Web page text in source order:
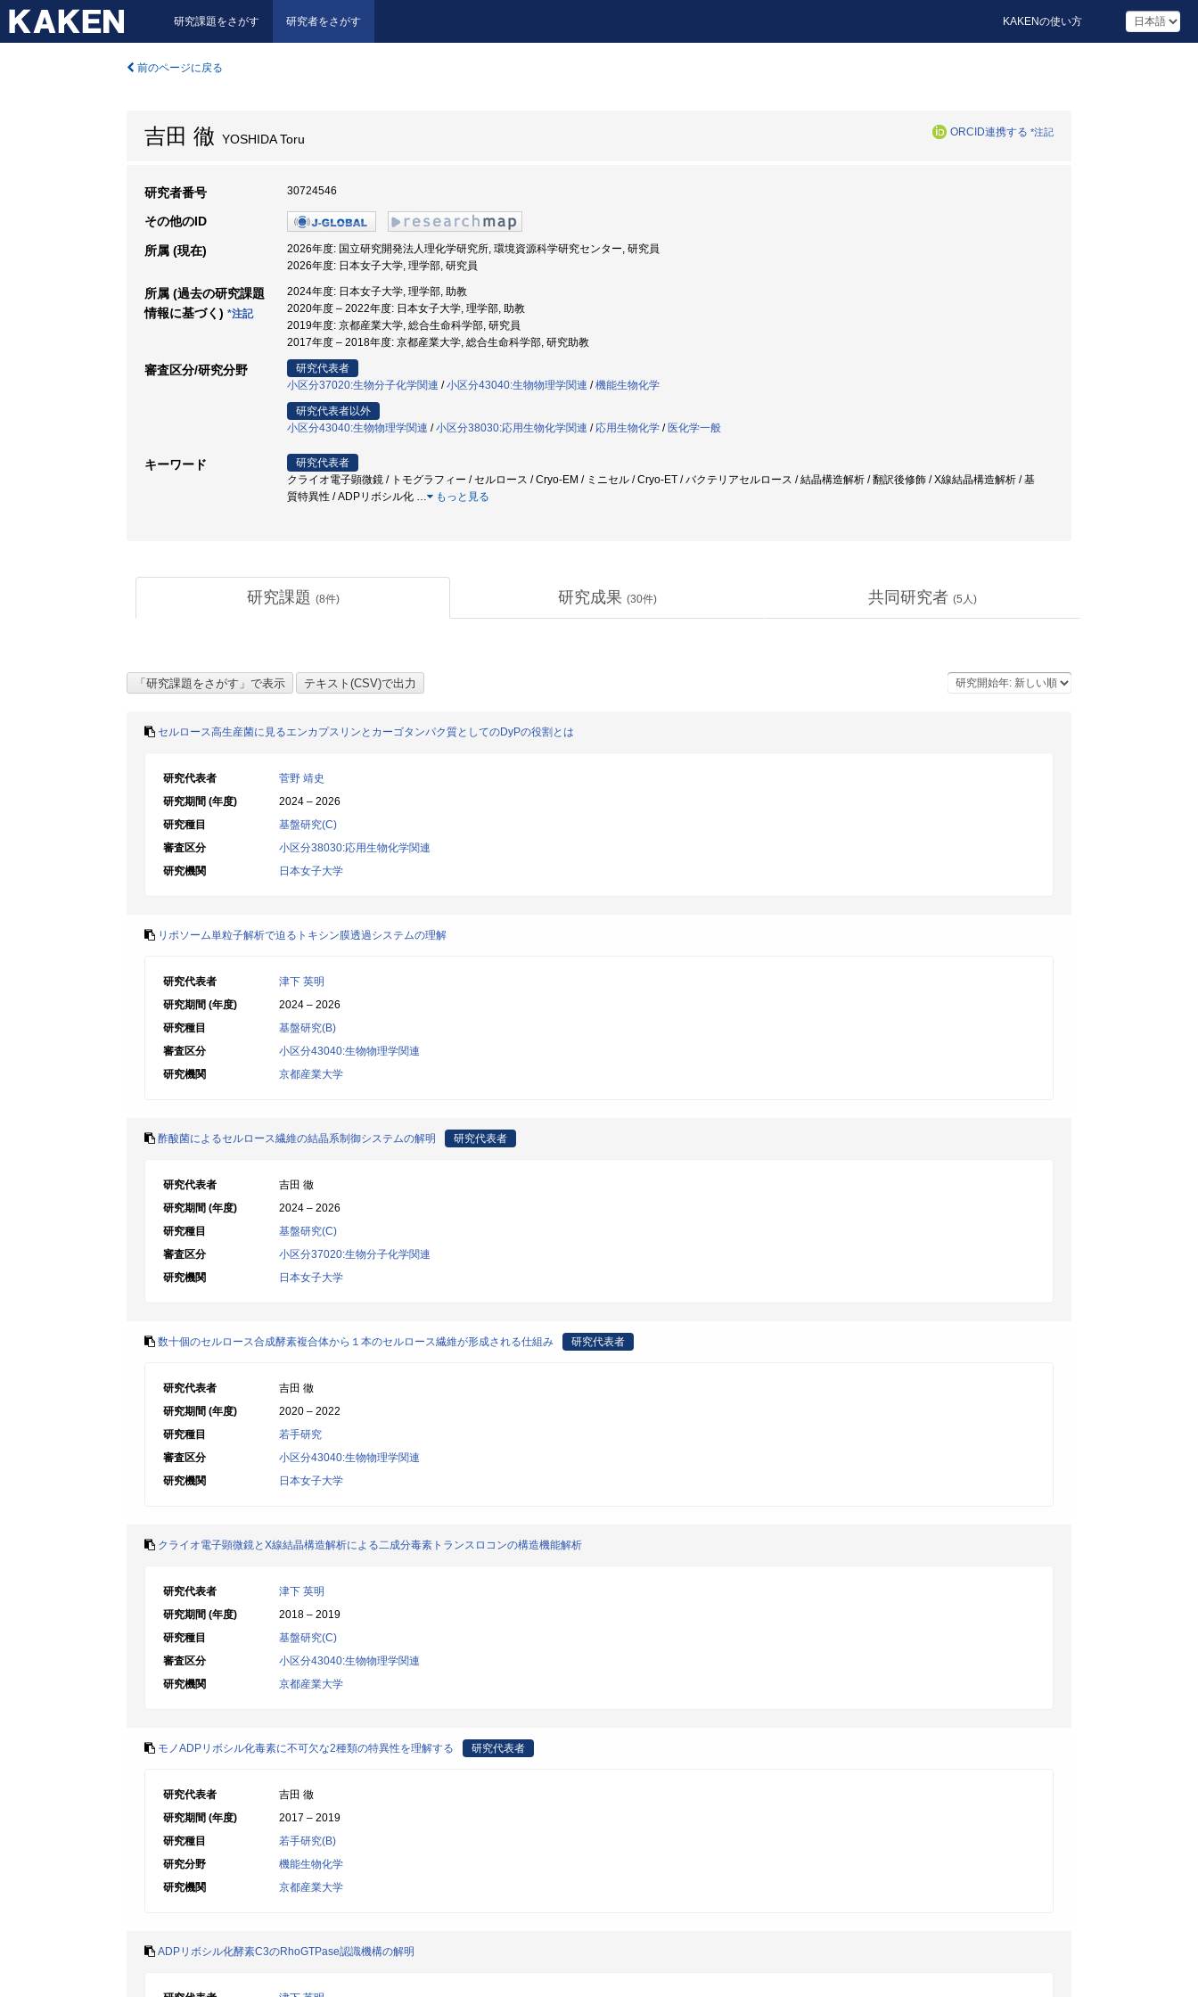
研究課題をさがす 研究者をさがす KAKENの使い方
前のページに戻る
吉田 徹 YOSHIDA Toru ORCID連携する *注記
研究者番号 30724546
その他のID
所属 (現在)
2026年度: 国立研究開発法人理化学研究所, 環境資源科学研究センター, 研究員
2026年度: 日本女子大学, 理学部, 研究員
所属 (過去の研究課題
情報に基づく) *注記
2024年度: 日本女子大学, 理学部, 助教
2020年度 – 2022年度: 日本女子大学, 理学部, 助教
2019年度: 京都産業大学, 総合生命科学部, 研究員
2017年度 – 2018年度: 京都産業大学, 総合生命科学部, 研究助教
審査区分/研究分野
研究代表者
小区分37020:生物分子化学関連 /小区分43040:生物物理学関連 /機能生物化学
研究代表者以外
小区分43040:生物物理学関連 /小区分38030:応用生物化学関連 / 応用生物化学 / 医化学一般
キーワード
研究代表者
クライオ電子顕微鏡 / トモグラフィー / セルロース / Cryo-EM / ミニセル / Cryo-ET / バクテリアセルロース / 結晶構造解析 / 翻訳後修飾 / X線結晶構造解析 / 基
質特異性 / ADPリボシル化 … もっと見る
研究課題 (8件) 研究成果 (30件) 共同研究者 (5 人)
セルロース高生産菌に見るエンカプスリンとカーゴタンパク質としてのDyPの役割とは
研究代表者
菅野 靖史
研究期間 (年度)
2024 – 2026
研究種目
基盤研究(C)
審査区分
小区分38030:応用生物化学関連
研究機関
日本女子大学
リポソーム単粒子解析で迫るトキシン膜透過システムの理解
研究代表者
津下 英明
研究期間 (年度)
2024 – 2026
研究種目
基盤研究(B)
審査区分
小区分43040:生物物理学関連
研究機関
京都産業大学
酢酸菌によるセルロース繊維の結晶系制御システムの解明 研究代表者
研究代表者
吉田 徹
研究期間 (年度)
2024 – 2026
研究種目
基盤研究(C)
審査区分
小区分37020:生物分子化学関連
研究機関
日本女子大学
数十個のセルロース合成酵素複合体から１本のセルロース繊維が形成される仕組み 研究代表者
研究代表者
吉田 徹
研究期間 (年度)
2020 – 2022
研究種目
若手研究
審査区分
小区分43040:生物物理学関連
研究機関
日本女子大学
クライオ電子顕微鏡とX線結晶構造解析による二成分毒素トランスロコンの構造機能解析
研究代表者
津下 英明
研究期間 (年度)
2018 – 2019
研究種目
基盤研究(C)
審査区分
小区分43040:生物物理学関連
研究機関
京都産業大学
モノADPリボシル化毒素に不可欠な2種類の特異性を理解する 研究代表者
研究代表者
吉田 徹
研究期間 (年度)
2017 – 2019
研究種目
若手研究(B)
研究分野
機能生物化学
研究機関
京都産業大学
ADPリボシル化酵素C3のRhoGTPase認識機構の解明